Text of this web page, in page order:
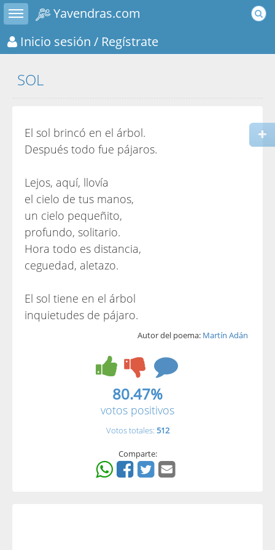
Toggle sidebar
Yavendras.com
Inicio sesión / Regístrate
SOL
El sol brincó en el árbol.
Después todo fue pájaros.
Lejos, aquí, llovía
el cielo de tus manos,
un cielo pequeñito,
profundo, solitario.
Hora todo es distancia,
ceguedad, aletazo.
El sol tiene en el árbol
inquietudes de pájaro.
Autor del poema: Martín Adán
80.47%
votos positivos
Votos totales: 512
Comparte: